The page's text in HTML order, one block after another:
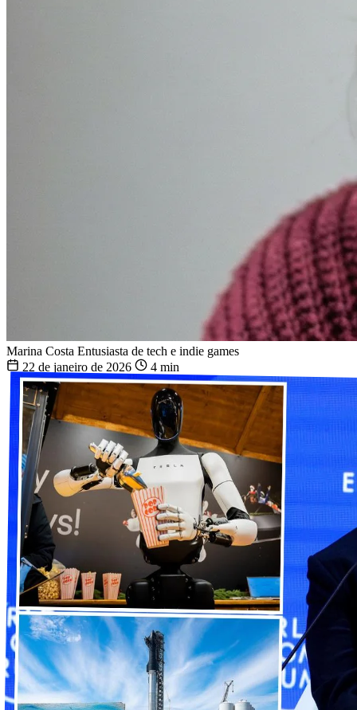
Marina Costa Entusiasta de tech e indie games
22 de janeiro de 2026
4 min